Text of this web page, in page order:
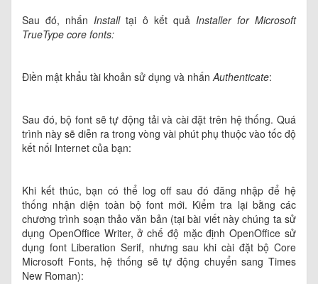
Sau đó, nhấnInstalltại ô kết quả Installer for Microsoft
TrueType core fonts:
Điền mật khẩu tài khoản sử dụng và nhấnAuthenticate:
Sau đó, bộ font sẽ tự động tải và cài đặt trên hệ thống. Quá
trình này sẽ diễn ra trong vòng vài phút phụ thuộc vào tốc độ
kết nối Internet của bạn:
Khi kết thúc, bạn có thể log off sau đó đăng nhập để hệ
thống nhận diện toàn bộ font mới. Kiểm tra lại bằng các
chương trình soạn thảo văn bản (tại bài viết này chúng ta sử
dụng OpenOffice Writer, ở chế độ mặc định OpenOffice sử
dụng font Liberation Serif, nhưng sau khi cài đặt bộ Core
Microsoft Fonts, hệ thống sẽ tự động chuyển sang Times
New Roman):